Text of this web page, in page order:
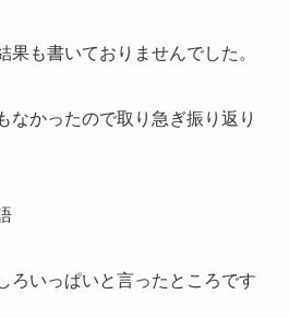
果も書いておりませんでした。
なかったので取り急ぎ振り返り
ろいっぱいと言ったところです